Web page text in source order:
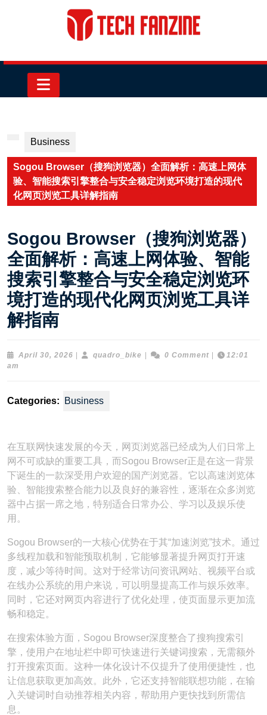
Business
Sogou Browser（搜狗浏览器）全面解析：高速上网体
验、智能搜索引擎整合与安全稳定浏览环境打造的现代
化网页浏览工具详解指南
Sogou Browser（搜狗浏览器）
全面解析：高速上网体验、智能
搜索引擎整合与安全稳定浏览环
境打造的现代化网页浏览工具详
解指南
April 30, 2026 April
quadro_bike quadro_bike
0 Comment
12:01
am
Categories: Business
在互联网快速发展的今天，网页浏览器已经成为人们日常上
网不可或缺的重要工具，而Sogou Browser正是在这一背景
下诞生的一款深受用户欢迎的国产浏览器。它以高速浏览体
验、智能搜索整合能力以及良好的兼容性，逐渐在众多浏览
器中占据一席之地，特别适合日常办公、学习以及娱乐使
用。
Sogou Browser的一大核心优势在于其“加速浏览”技术。通过
多线程加载和智能预取机制，它能够显著提升网页打开速
度，减少等待时间。这对于经常访问资讯网站、视频平台或
在线办公系统的用户来说，可以明显提高工作与娱乐效率。
同时，它还对网页内容进行了优化处理，使页面显示更加流
畅和稳定。
在搜索体验方面，Sogou Browser深度整合了搜狗搜索引
擎，使用户在地址栏中即可快速进行关键词搜索，无需额外
打开搜索页面。这种一体化设计不仅提升了使用便捷性，也
让信息获取更加高效。此外，它还支持智能联想功能，在输
入关键词时自动推荐相关内容，帮助用户更快找到所需信
息。